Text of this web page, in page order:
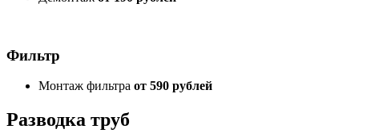
Фильтр
Монтаж фильтра от 590 рублей
Разводка труб